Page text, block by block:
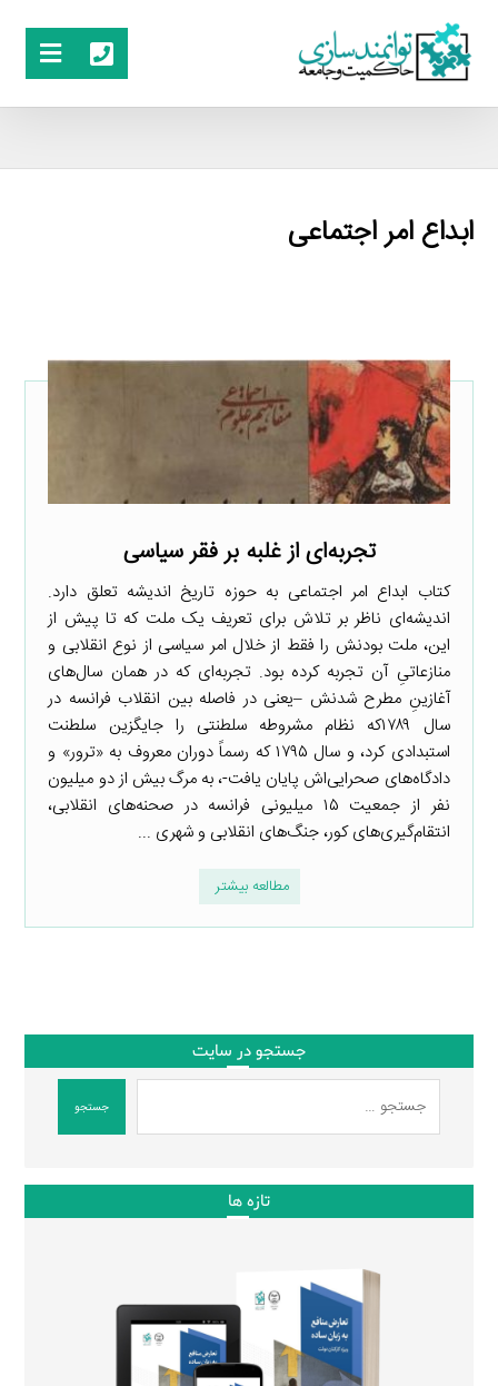
ابداع امر اجتماعی
تجربه‌ای از غلبه بر فقر سیاسی
کتاب ابداع امر اجتماعی به حوزه تاریخ اندیشه تعلق دارد.
اندیشه‌ای ناظر بر تلاش برای تعریف یک ملت که تا پیش از
این، ملت بودنش را فقط از خلال امر سیاسی از نوع انقلابی و
منازعاتیِ آن تجربه کرده بود. تجربه‌ای که در همان سال‌های
آغازینِ مطرح شدنش –یعنی در فاصله بین انقلاب فرانسه در
سال ۱۷۸۹که نظام مشروطه سلطنتی را جایگزین سلطنت
استبدادی کرد، و سال ۱۷۹۵ که رسماً دوران معروف به «ترور» و
دادگاه‌های صحرایی‌اش پایان یافت-، به مرگ بیش از دو میلیون
نفر از جمعیت ۱۵ میلیونی فرانسه در صحنه‌های انقلابی،
انتقام‌گیری‌های کور، جنگ‌های انقلابی و شهری ...
مطالعه بیشتر
جستجو در سایت
جستجو
تازه ها